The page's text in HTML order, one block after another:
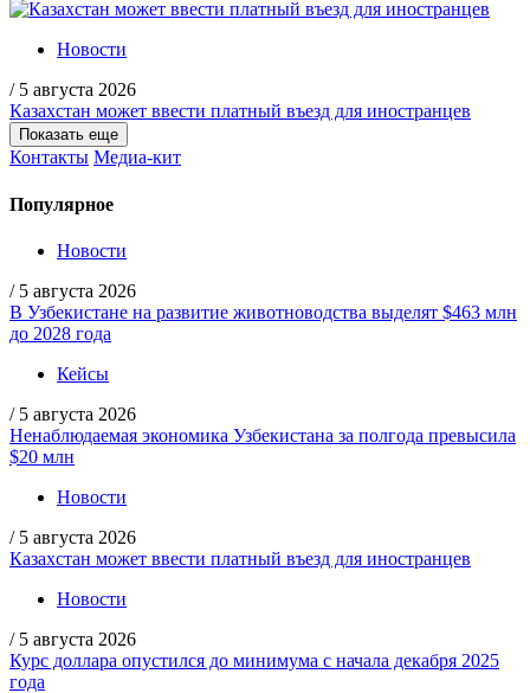
Новости
/ 5 августа 2026
Казахстан может ввести платный въезд для иностранцев
Показать еще
Контакты Медиа-кит
Популярное
Новости
/ 5 августа 2026
В Узбекистане на развитие животноводства выделят $463 млн
до 2028 года
Кейсы
/ 5 августа 2026
Ненаблюдаемая экономика Узбекистана за полгода превысила
$20 млн
Новости
/ 5 августа 2026
Казахстан может ввести платный въезд для иностранцев
Новости
/ 5 августа 2026
Курс доллара опустился до минимума с начала декабря 2025
года